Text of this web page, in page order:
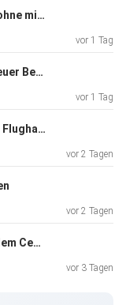
Frau bei
mehrere
Flugzeug nahe Sprengstoff-Drohne mit Munition beladen?
vor 1 Tag
Leipzig: Dobrindt spricht von neuer Bedrohungslage
vor 1 Tag
Kamikazedrohnen am Leipziger Flughafen?
vor 2 Tagen
vor 2 Tagen
Wie macht Europa weiter nach dem Ceuta-Weckruf?
vor 3 Tagen